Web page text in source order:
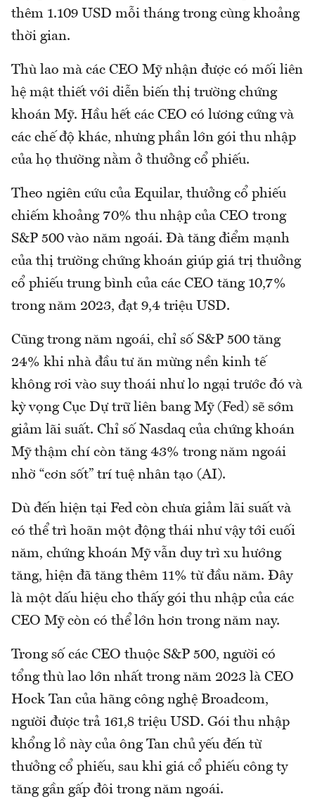
thêm 1.109 USD mỗi tháng trong cùng khoảng
thời gian.
Thù lao mà các CEO Mỹ nhận được có mối liên
hệ mật thiết với diễn biến thị trường chứng
khoán Mỹ. Hầu hết các CEO có lương cứng và
các chế độ khác, nhưng phần lớn gói thu nhập
của họ thường nằm ở thưởng cổ phiếu.
Theo ngiên cứu của Equilar, thưởng cổ phiếu
chiếm khoảng 70% thu nhập của CEO trong
S&P 500 vào năm ngoái. Đà tăng điểm mạnh
của thị trường chứng khoán giúp giá trị thưởng
cổ phiếu trung bình của các CEO tăng 10,7%
trong năm 2023, đạt 9,4 triệu USD.
Cũng trong năm ngoái, chỉ số S&P 500 tăng
24% khi nhà đầu tư ăn mừng nền kinh tế
không rơi vào suy thoái như lo ngại trước đó và
kỳ vọng Cục Dự trữ liên bang Mỹ (Fed) sẽ sớm
giảm lãi suất. Chỉ số Nasdaq của chứng khoán
Mỹ thậm chí còn tăng 43% trong năm ngoái
nhờ “cơn sốt” trí tuệ nhân tạo (AI).
Dù đến hiện tại Fed còn chưa giảm lãi suất và
có thể trì hoãn một động thái như vậy tới cuối
năm, chứng khoán Mỹ vẫn duy trì xu hướng
tăng, hiện đã tăng thêm 11% từ đầu năm. Đây
là một dấu hiệu cho thấy gói thu nhập của các
CEO Mỹ còn có thể lớn hơn trong năm nay.
Trong số các CEO thuộc S&P 500, người có
tổng thù lao lớn nhất trong năm 2023 là CEO
Hock Tan của hãng công nghệ Broadcom,
người được trả 161,8 triệu USD. Gói thu nhập
khổng lồ này của ông Tan chủ yếu đến từ
thưởng cổ phiếu, sau khi giá cổ phiếu công ty
tăng gần gấp đôi trong năm ngoái.